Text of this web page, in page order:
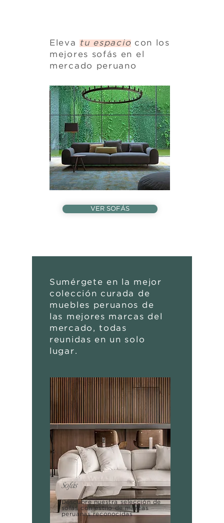
Eleva tu espacio con los
mejores sofás en el
mercado peruano
VER SOFÁS
Sumérgete en la mejor
colección curada de
muebles peruanos de
las mejores marcas del
mercado, todas
reunidas en un solo
lugar.
Sofás
Descubre nuestra selección de
sofás con estilo de marcas
peruanas reconocidas